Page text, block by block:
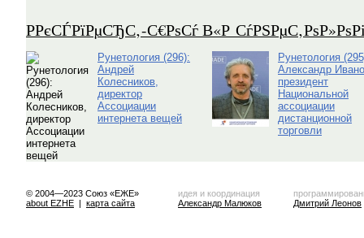
Р­РєСЃРїРµСЂС‚-С€РѕСѓ В«Р
Рунетология (296):
Андрей
Колесников,
директор
Ассоциации
интернета вещей
Рунетология
Александр
президент
Национальной
ассоциации
дистанционной
торговли
© 2004—2023 Союз «ЕЖЕ»
about EZHE | карта сайта
идея и координация
Александр Малюков
Дмитрий Леонов